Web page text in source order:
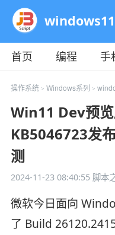
windows11
首页 编程 手
教程
平面 服
操作系统> Windows系列 >
Win11 Dev预
KB5046723发
测
2024-11-23 08:40:55脚本
微软今日面向
了 Build